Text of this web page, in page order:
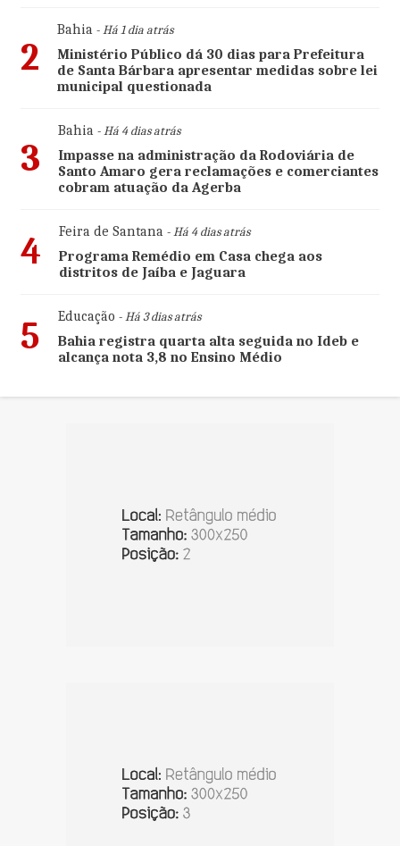
2
Bahia- Há 1 dia atrás
Ministério Público dá 30 dias para Prefeitura
de Santa Bárbara apresentar medidas sobre lei
municipal questionada
3
Bahia- Há 4 dias atrás
Impasse na administração da Rodoviária de
Santo Amaro gera reclamações e comerciantes
cobram atuação da Agerba
4 Feira de Santana- Há 4 dias atrás
Programa Remédio em Casa chega aos
distritos de Jaíba e Jaguara
5 Educação - Há 3 dias atrás
Bahia registra quarta alta seguida no Ideb e
alcança nota 3,8 no Ensino Médio